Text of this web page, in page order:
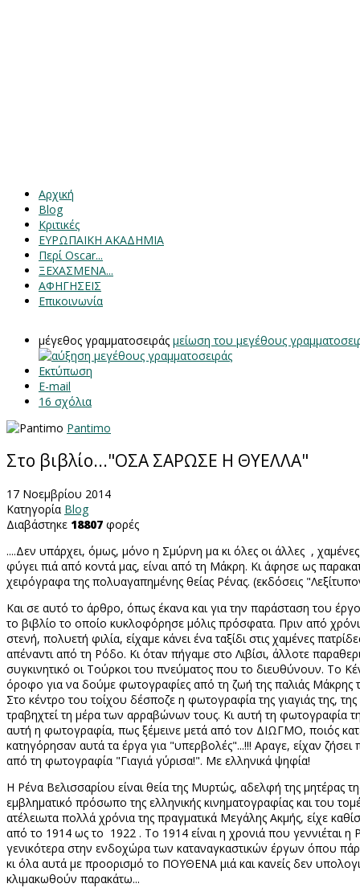
Αρχική
Blog
Κριτικές
ΕΥΡΩΠΑΙΚΗ ΑΚΑΔΗΜΙΑ
Περί Oscar...
ΞΕΧΑΣΜΕΝΑ...
ΑΦΗΓΗΣΕΙΣ
Επικοινωνία
μέγεθος γραμματοσειράς μείωση του μεγέθους
Εκτύπωση
E-mail
16 σχόλια
Pantimo
Στο βιβλίο..."ΟΣΑ ΣΑΡΩΣΕ Η ΘΥΕΛΛΑ"
17 Νοεμβρίου 2014
Κατηγορία Blog
Διαβάστηκε 18807 φορές
....Δεν υπάρχει, όμως, μόνο η Σμύρνη μα κι όλες οι άλλες ,
φύγει πιά από κοντά μας, είναι από τη Μάκρη. Κι άφησε ως
χειρόγραφα της πολυαγαπημένης θείας Ρένας. (εκδόσεις
Και σε αυτό το άρθρο, όπως έκανα και για την παράσταση του
το βιβλίο το οποίο κυκλοφόρησε μόλις πρόσφατα. Πριν από
στενή, πολυετή φιλία, είχαμε κάνει ένα ταξίδι στις χαμένες
απέναντι από τη Ρόδο. Κι όταν πήγαμε στο Λιβίσι, άλλοτε
συγκινητικό οι Τούρκοι του πνεύματος που το διευθύνουν. Το
όροφο για να δούμε φωτογραφίες από τη ζωή της παλιάς
Στο κέντρο του τοίχου δέσποζε η φωτογραφία της γιαγιάς της,
τραβηχτεί τη μέρα των αρραβώνων τους. Κι αυτή τη φωτογραφία
αυτή η φωτογραφία, πως ξέμεινε μετά από τον ΔΙΩΓΜΟ, ποιός
κατηγόρησαν αυτά τα έργα για "υπερβολές"...!!! Αραγε, είχαν
από τη φωτογραφία "Γιαγιά γύρισα!". Με ελληνικά ψηφία!
Η Ρένα Βελισσαρίου είναι θεία της Μυρτώς, αδελφή της μητέρας
εμβληματικό πρόσωπο της ελληνικής κινηματογραφίας και του
ατέλειωτα πολλά χρόνια της πραγματικά Μεγάλης Ακμής, είχε
από το 1914 ως το 1922 . Το 1914 είναι η χρονιά που γεννιέται
γενικότερα στην ενδοχώρα των καταναγκαστικών έργων όπου
κι όλα αυτά με προορισμό το ΠΟΥΘΕΝΑ μιά και κανείς δεν
κλιμακωθούν παρακάτω...